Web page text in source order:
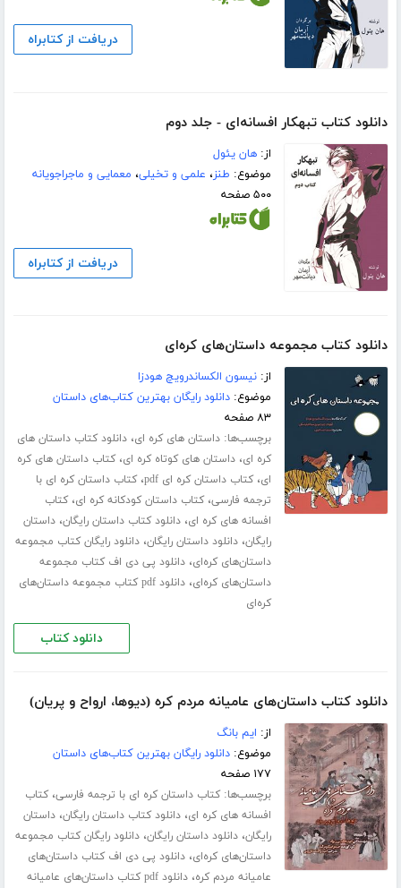
دریافت از کتابراه
دانلود کتاب تبهکار افسانه‌ای - جلد دوم
از:هان یئول
موضوع: طنز، علمی و تخیلی، معمایی و ماجراجویانه
۵۰۰ صفحه
دریافت از کتابراه
دانلود کتاب مجموعه داستان‌های کره‌ای
از:نیسون الکساندرویچ هودزا
موضوع:دانلود رایگان بهترین کتاب‌های داستان
۸۳ صفحه
برچسب‌ها:داستان های کره ای،دانلود کتاب داستان های
کره ای،داستان های کوتاه کره ای،کتاب داستان های کره
ای،کتاب داستان کره ای pdf ،کتاب داستان کره ای با
ترجمه فارسی،کتاب داستان کودکانه کره ای،کتاب
افسانه های کره ای،دانلود کتاب داستان رایگان،داستان
رایگان،دانلود داستان رایگان،دانلود رایگان کتاب مجموعه
داستان‌های کره‌ای،دانلود پی دی اف کتاب مجموعه
داستان‌های کره‌ای،
دانلود pdf کتاب مجموعه داستان‌های
کره‌ای
دانلود کتاب
دانلود کتاب داستان‌های عامیانه مردم کره (دیوها، ارواح و پریان)
از: ایم بانگ
موضوع:دانلود رایگان بهترین کتاب‌های داستان
۱۷۷ صفحه
برچسب‌ها:کتاب داستان کره ای با ترجمه فارسی،کتاب
افسانه های کره ای،دانلود کتاب داستان رایگان،داستان
رایگان،دانلود داستان رایگان،دانلود رایگان کتاب مجموعه
داستان‌های کره‌ای،دانلود پی دی اف کتاب داستان‌های
عامیانه مردم کره،
دانلود pdf کتاب داستان‌های عامیانه